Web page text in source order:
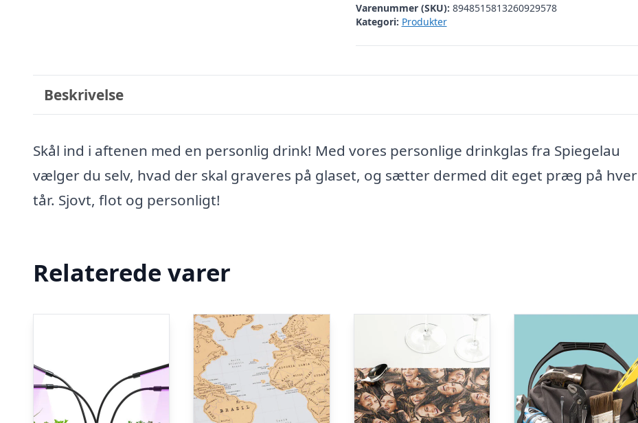
Varenummer (SKU): 8948515813260929578
Kategori: Produkter
Beskrivelse
Skål ind i aftenen med en personlig drink! Med vores personlige drinkglas fra Spiegelau
vælger du selv, hvad der skal graveres på glaset, og sætter dermed dit eget præg på hver
tår. Sjovt, flot og personligt!
Relaterede varer